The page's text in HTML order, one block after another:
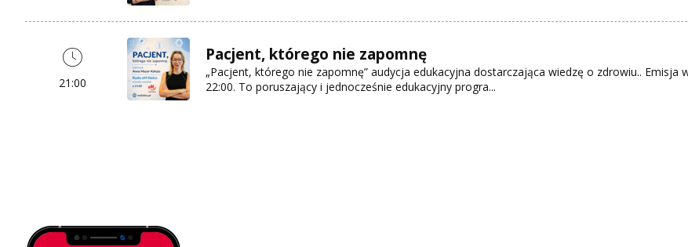
21:00
Pacjent, którego nie zapomnę
„Pacjent, którego nie zapomnę” audycja edukacyjna dostarczająca wiedzę o zdrowiu.. Emisja
22:00. To poruszający i jednocześnie edukacyjny progra...